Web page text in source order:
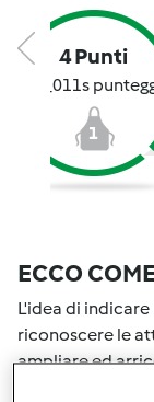
4 Punti
CAT_011s
1
ECCO
L'idea di
riconoscere le
ampliare ed